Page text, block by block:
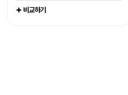
비교하기
비교하기